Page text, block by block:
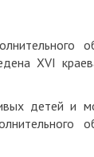
XVI
детей и